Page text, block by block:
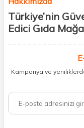
Türkiye’nin
Edici Gıda
kişisel bakım hem de
buluşturuyoruz. Artık
ihtiyacınız olan her şeyi
%100 orijinal kozmetik
vücudunuzu desteklemek
Kampanya ve